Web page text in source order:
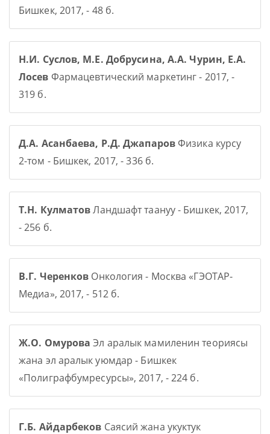
Бишкек, 2017, - 48 б.
Н.И. Суслов, М.Е. Добрусина, А.А. Чурин, Е.А.
Лосев Фармацевтический маркетинг - 2017, -
319 б.
Д.А. Асанбаева, Р.Д. ДжапаровФизика курсу
2-том - Бишкек, 2017, - 336 б.
Т.Н. КулматовЛандшафт таануу - Бишкек, 2017,
- 256 б.
В.Г. Черенков Онкология - Москва «ГЭОТАР-
Медиа», 2017, - 512 б.
Ж.О. Омурова Эл аралык мамиленин теориясы
жана эл аралык уюмдар - Бишкек
«Полиграфбумресурсы», 2017, - 224 б.
Г.Б. Айдарбеков Саясий жана укуктук